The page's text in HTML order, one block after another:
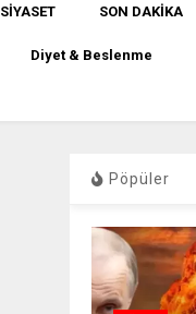
SİYASET SON DAKİKA
Diyet & Beslenme
Pöpüler